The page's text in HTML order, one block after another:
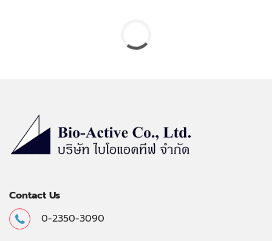
Contact Us
0-2350-3090